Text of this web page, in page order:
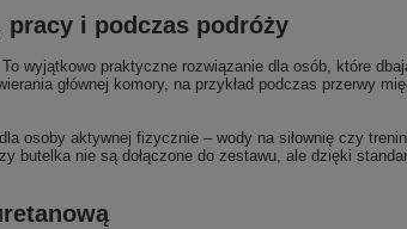
pracy i podczas podróży
wyjątkowo praktyczne rozwiązanie dla osób, które
głównej komory, na przykład podczas przerwy
osoby aktywnej fizycznie – wody na siłownię czy
nie są dołączone do zestawu, ale dzięki